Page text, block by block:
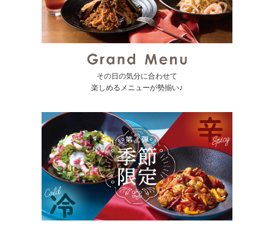
その日の気分に合わせて
楽しめるメニューが勢揃い♪